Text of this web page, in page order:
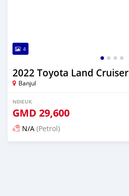
4
2022 Toyota Land Cruiser
Banjul
NDIEUK
GMD 29,600
N/A (Petrol)